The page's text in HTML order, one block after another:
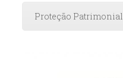
Proteção Patrimonial